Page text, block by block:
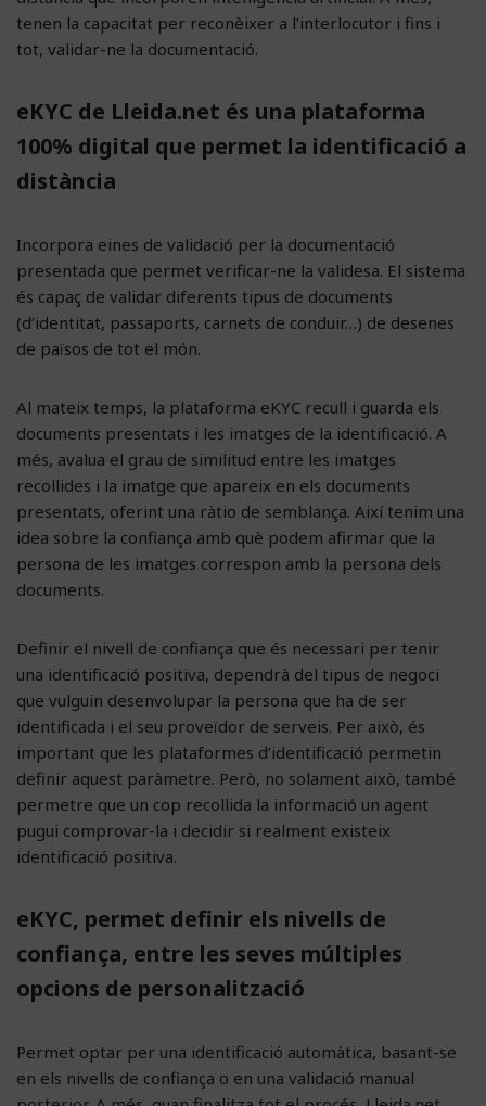
tenen la capacitat per reconèixer a l’interlocutor i fins i
tot, validar-ne la documentació.
eKYC de Lleida.net és una plataforma
100% digital que permet la identificació a
distància
Incorpora eines de validació per la documentació
presentada que permet verificar-ne la validesa. El sistema
és capaç de validar diferents tipus de documents
(d’identitat, passaports, carnets de conduir…) de desenes
de països de tot el món.
Al mateix temps, la plataforma eKYC recull i guarda els
documents presentats i les imatges de la identificació. A
més, avalua el grau de similitud entre les imatges
recollides i la imatge que apareix en els documents
presentats, oferint una ràtio de semblança. Així tenim una
idea sobre la confiança amb què podem afirmar que la
persona de les imatges correspon amb la persona dels
documents.
Definir el nivell de confiança que és necessari per tenir
una identificació positiva, dependrà del tipus de negoci
que vulguin desenvolupar la persona que ha de ser
identificada i el seu proveïdor de serveis. Per això, és
important que les plataformes d’identificació permetin
definir aquest paràmetre. Però, no solament això, també
permetre que un cop recollida la informació un agent
pugui comprovar-la i decidir si realment existeix
identificació positiva.
eKYC, permet definir els nivells de
confiança, entre les seves múltiples
opcions de personalització
Permet optar per una identificació automàtica, basant-se
en els nivells de confiança o en una validació manual